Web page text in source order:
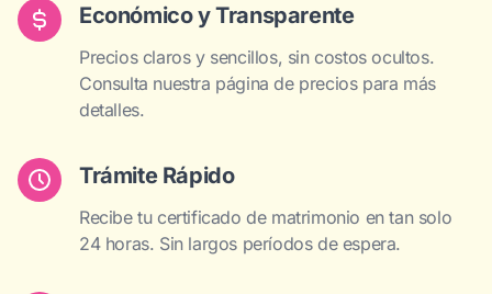
Económico y Transparente
Precios claros y sencillos, sin costos ocultos.
Consulta nuestra página de precios para más
detalles.
Trámite Rápido
Recibe tu certificado de matrimonio en tan solo
24 horas. Sin largos períodos de espera.